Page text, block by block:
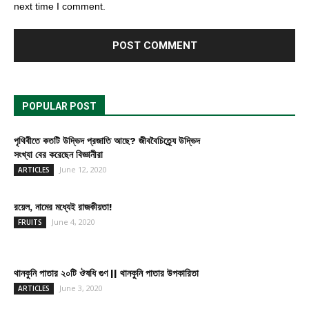
next time I comment.
POPULAR POST
পৃথিবীতে কতটি উদ্ভিদ প্রজাতি আছে? জীববৈচিত্র্যে উদ্ভিদ
সংখ্যা বের করেছেন বিজ্ঞানীরা
ARTICLES June 12, 2020
রয়েল, নামের মধ্যেই রাজকীয়তা!
FRUITS June 4, 2020
থানকুনি পাতার ২০টি ঔষধি গুণ || থানকুনি পাতার উপকারিতা
ARTICLES June 3, 2020